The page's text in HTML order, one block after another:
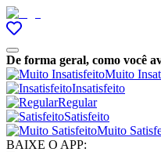
De forma geral, como você
Muito
Insatisfeito
Regular
Satisfeito
Muito
BAIXE O APP: